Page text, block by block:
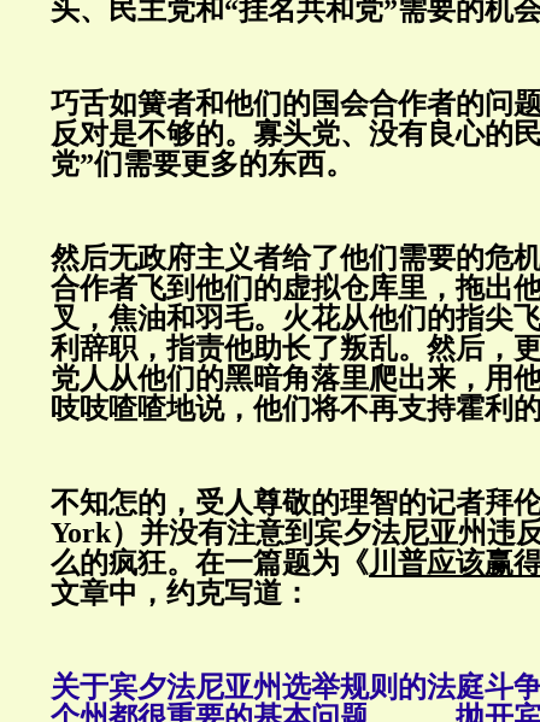
头、民主党和“挂名共和党”需要的机
巧舌如簧者和他们的国会合作者的问
反对是不够的。寡头党、没有良心的
党”们需要更多的东西。
然后无政府主义者给了他们需要的危
合作者飞到他们的虚拟仓库里，拖出
叉，焦油和羽毛。火花从他们的指尖
利辞职，指责他助长了叛乱。然后，
党人从他们的黑暗角落里爬出来，用
吱吱喳喳地说，他们将不再支持霍利
不知怎的，受人尊敬的理智的记者拜
York）并没有注意到宾夕法尼亚州违
么的疯狂。在一篇题为《川普应该赢
文章中，约克写道：
关于宾夕法尼亚州选举规则的法庭斗